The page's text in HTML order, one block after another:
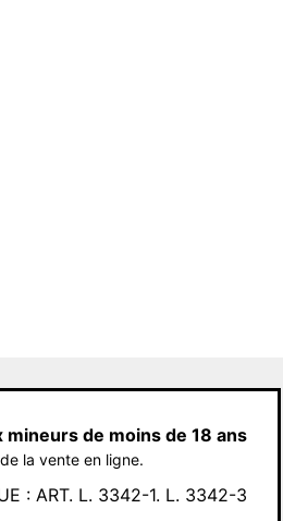
de moins de 18 ans
la vente en ligne.
: ART. L. 3342-1. L. 3342-3